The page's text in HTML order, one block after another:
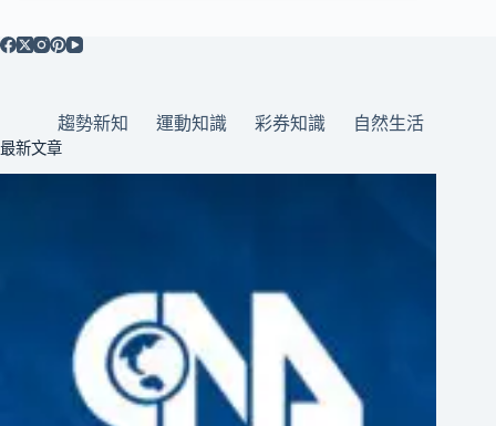
趨勢新知 運動知識 彩券知識 自然生活
最新文章